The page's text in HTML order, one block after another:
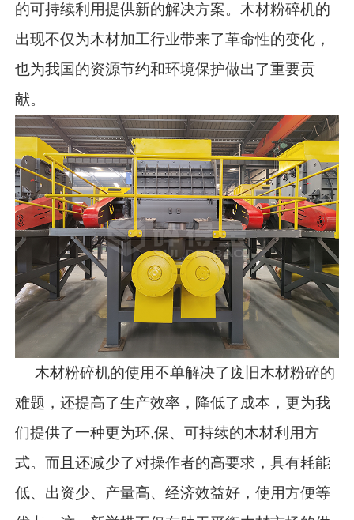
的可持续利用提供新的解决方案。木材粉碎机的
出现不仅为木材加工行业带来了革命性的变化，
也为我国的资源节约和环境保护做出了重要贡
献。
木材粉碎机的使用不单解决了废旧木材粉碎的
难题，还提高了生产效率，降低了成本，更为我
们提供了一种更为环,保、可持续的木材利用方
式。而且还减少了对操作者的高要求，具有耗能
低、出资少、产量高、经济效益好，使用方便等